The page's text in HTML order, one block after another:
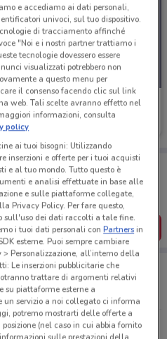
sempre con te!
offerte dei negozi vicino a te,
lista del risparmio, comodamente
SCARICA L’APP
Giuliano Milanese
e accediamo ai dati personali,
univoci, sul tuo dispositivo.
di tracciamento affinché
"Noi e i nostri partner trattiamo i
tecnologie dovessero essere
visualizzati potrebbero non
a questo menu per
il consenso facendo clic sul link
web. Tali scelte avranno effetto nel
informazioni, consulta
policy
ai tuoi bisogni: Utilizzando
inserzioni e offerte per i tuoi acquisti
e al tuo mondo. Tutto questo è
e analisi effettuate in base alle
e sulle piattaforme collegate,
Privacy Policy. Per fare questo,
sull'uso dei dati raccolti a tale fine.
i tuoi dati personali conPartnersin
esterne. Puoi sempre cambiare
Personalizzazione, all’interno della
Le inserzioni pubblicitarie che
trattare di argomenti relativi
piattaforme esterne a
un servizio a noi collegato ci informa
potremo mostrarti delle offerte a
(nel caso in cui abbia fornito
sulle prestazioni della